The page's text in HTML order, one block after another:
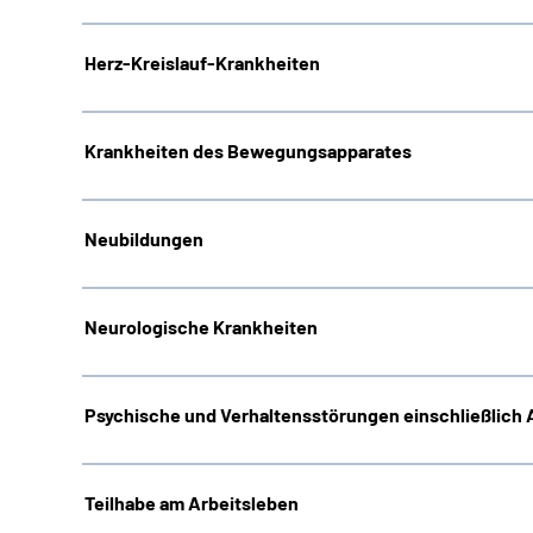
Herz-Kreislauf-Krankheiten
Krankheiten des Bewegungsapparates
Neubildungen
Neurologische Krankheiten
Psychische und Verhaltensstörungen einschließlich
Teilhabe am Arbeitsleben